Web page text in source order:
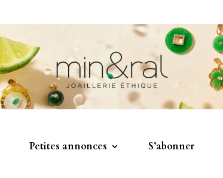
Petites annonces S’abonner